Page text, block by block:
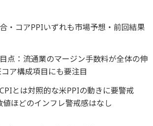
合・コアPPIいずれも市場予想・前回結果
目点：流通業のマージン手数料が全体の伸
ア構成項目にも要注目
とは対照的な米PPIの動きに要警戒
ほどのインフレ警戒感はなし